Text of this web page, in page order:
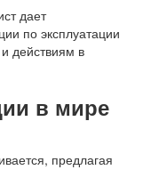
дает
по эксплуатации
действиям в
в мире
предлагая